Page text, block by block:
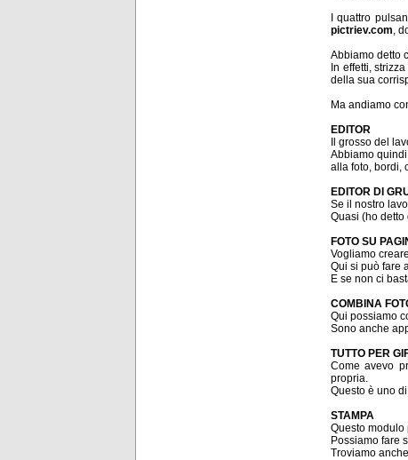
I quattro
pictriev.com,
Abbiamo detto
In effetti,
della sua
Ma andiamo
EDITOR
Il grosso del
Abbiamo
alla foto, bordi,
EDITOR DI
Se il nostro
Quasi (ho
FOTO SU
Vogliamo
Qui si può fare
E se non ci
COMBINA
Qui possiamo
Sono anche
TUTTO PER
Come avevo
propria.
Questo è uno
STAMPA
Questo modulo
Possiamo fare
Troviamo